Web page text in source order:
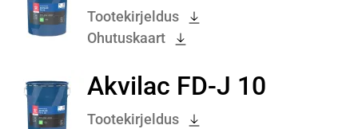
Tootekirjeldus
Ohutuskaart
Akvilac FD-J 10
Tootekirjeldus